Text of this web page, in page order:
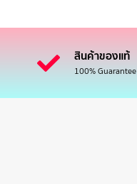
สินค้าของแท้
100% Guarantee